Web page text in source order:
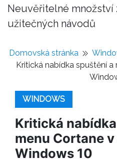
Neuvěřitelné množství
užitečných návodů
Domovská stránka
Kritická nabídka spuštění
WINDOWS
Kritická
menu Cortane
Windows 10